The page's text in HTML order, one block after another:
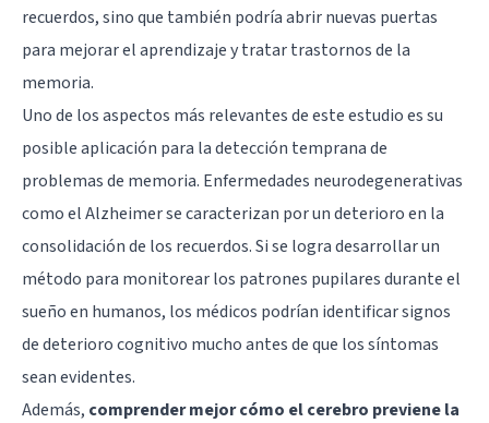
recuerdos, sino que también podría abrir nuevas puertas
para mejorar el aprendizaje y tratar trastornos de la
memoria.
Uno de los aspectos más relevantes de este estudio es su
posible aplicación para la detección temprana de
problemas de memoria. Enfermedades neurodegenerativas
como el Alzheimer se caracterizan por un deterioro en la
consolidación de los recuerdos. Si se logra desarrollar un
método para monitorear los patrones pupilares durante el
sueño en humanos, los médicos podrían identificar signos
de deterioro cognitivo mucho antes de que los síntomas
sean evidentes.
Además, comprender mejor cómo el cerebro previene la